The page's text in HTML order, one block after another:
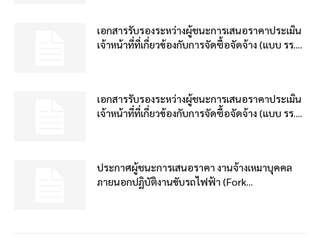
เอกสารรับรองระหว่างผู้ชนะการเสนอราคาประเมิน
เจ้าหน้าที่ที่เกี่ยวข้องกับการจัดซื้อจัดจ้าง (แบบ รร....
เอกสารรับรองระหว่างผู้ชนะการเสนอราคาประเมิน
เจ้าหน้าที่ที่เกี่ยวข้องกับการจัดซื้อจัดจ้าง (แบบ รร....
ประกาศผู้ชนะการเสนอราคา งานจ้างเหมาบุคคล
ภายนอกปฏิบัติงานขับรถไฟฟ้า (Fork...